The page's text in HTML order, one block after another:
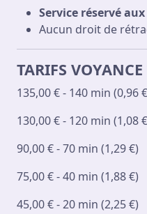
Service réservé
Aucun droit de
TARIFS
135,00 € - 140 min (0,96
130,00 € - 120 min (1,08
90,00 € - 70 min (1,29 €)
75,00 € - 40 min (1,88 €)
45,00 € - 20 min (2,25 €)